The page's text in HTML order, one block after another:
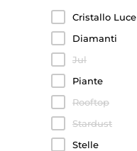
Cristallo Luce
Diamanti
Jul
Piante
Rooftop
Stardust
Stelle